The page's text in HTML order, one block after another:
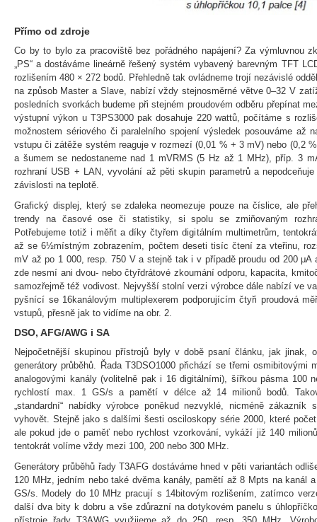
Přímo od zdroje
Co by to bylo za pracoviště bez pořádného napájení? Za výmluvnou
„PS“ a dostáváme lineárně řešený systém vybavený barevným TFT
rozlišením 480 × 272 bodů. Přehledně tak ovládneme trojí nezávislé
na způsob Master a Slave, nabízí vždy stejnosměrné větve 0–32 V
posledních svorkách budeme při stejném proudovém odběru přepínat
výstupní výkon u T3PS3000 pak dosahuje 220 wattů, počítáme s
možnostem sériového či paralelního spojení výsledek posouváme až
vstupu či zátěže systém reaguje v rozmezí (0,01 % + 3 mV) nebo (0,2
a šumem se nedostaneme nad 1 mVRMS (5 Hz až 1 MHz), příp. 3
rozhraní USB + LAN, vyvolání až pěti skupin parametrů a
závislosti na teplotě.
Grafický displej, který se zdaleka neomezuje pouze na číslice, ale
trendy na časové ose či statistiky, si spolu se zmiňovaným
Potřebujeme totiž i měřit a díky čtyřem digitálním multimetrům,
až se 6½místným zobrazením, počtem deseti tisíc čtení za vteřinu,
mV až po 1 000, resp. 750 V a stejně tak i v případě proudu od 200 μA
zde nesmí ani dvou- nebo čtyřdrátové zkoumání odporu, kapacita,
samozřejmě též vodivost. Nejvyšší stolní verzi výrobce dále nabízí ve
pyšnící se 16kanálovým multiplexerem podporujícím čtyři proudová
vstupů, přesně jak to vidíme na obr. 2.
DSO, AFG/AWG i SA
Nejpočetnější skupinou přístrojů byly v době psaní článku, jak jinak,
generátory průběhů. Řada T3DSO1000 přichází se třemi osmibitovými
analogovými kanály (volitelně pak i 16 digitálními), šířkou pásma 100
rychlostí max. 1 GS/s a pamětí v délce až 14 milionů bodů.
„standardní“ nabídky výrobce poněkud nezvyklé, nicméně
vyhovět. Stejně jako s dalšími šesti osciloskopy série 2000, které
ale pokud jde o paměť nebo rychlost vzorkování, vykáží již 140
tentokrát volíme vždy mezi 100, 200 nebo 300 MHz.
Generátory průběhů řady T3AFG dostáváme hned v pěti variantách
120 MHz, jedním nebo také dvěma kanály, pamětí až 8 Mpts na kanál
GS/s. Modely do 10 MHz pracují s 14bitovým rozlišením, zatímco
další dva bity k dobru a vše zdůrazní na dotykovém panelu s